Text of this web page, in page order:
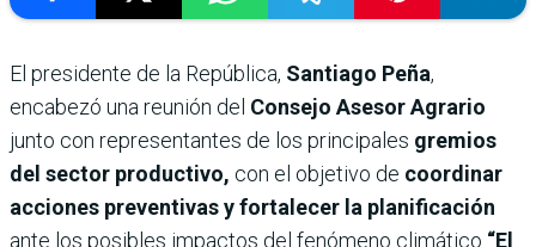
El presidente de la República, Santiago Peña,
encabezó una reunión del Consejo Asesor Agrario
junto con representantes de los principales gremios
del sector productivo, con el objetivo de coordinar
acciones preventivas y fortalecer la planificación
ante los posibles impactos del fenómeno climático “El